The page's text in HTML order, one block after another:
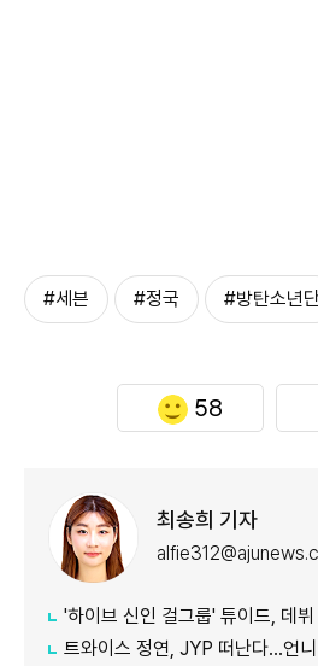
#세븐 #정국 #방탄소년
58
최송희 기자
'하이브 신인 걸그룹' 튜이드, 데뷔 전 틱톡
트와이스 정연, JYP 떠난다…언